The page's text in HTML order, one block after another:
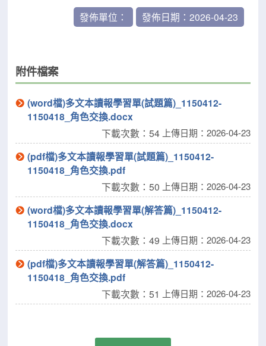
發佈單位： 發佈日期：2026-04-23
附件檔案
(word檔)多文本讀報學習單(試題篇)_1150412-
1150418_角色交換.docx
上傳日期：2026-04-23
下載次數：54
(pdf檔)多文本讀報學習單(試題篇)_1150412-
1150418_角色交換.pdf
上傳日期：2026-04-23
下載次數：50
(word檔)多文本讀報學習單(解答篇)_1150412-
1150418_角色交換.docx
上傳日期：2026-04-23
下載次數：49
(pdf檔)多文本讀報學習單(解答篇)_1150412-
1150418_角色交換.pdf
上傳日期：2026-04-23
下載次數：51